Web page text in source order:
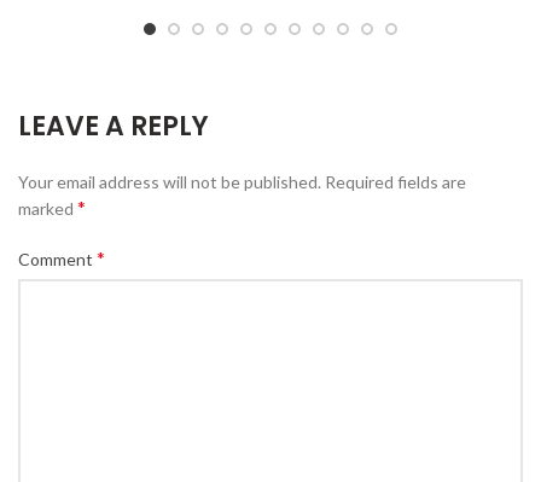
LEAVE A REPLY
Your email address will not be published. Required fields are
marked *
Comment *